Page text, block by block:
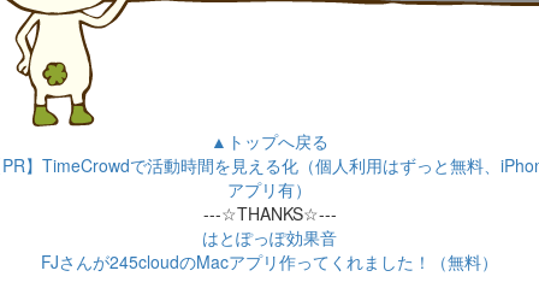
▲トップへ戻る
】TimeCrowdで活動時間を見える化（個人利用はずっと無料、
アプリ有）
---☆THANKS☆---
はとぽっぽ効果音
FJさんが245cloudのMacアプリ作ってくれました！（無料）